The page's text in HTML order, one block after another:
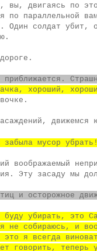
вы, двигаясь по
по параллельной
Один солдат убит,
хороший,
движемся
мусор
воображаемый
Эту засаду мы
и осторожное
убирать, это
не собираюсь, и
это я всегда
говорить, теперь